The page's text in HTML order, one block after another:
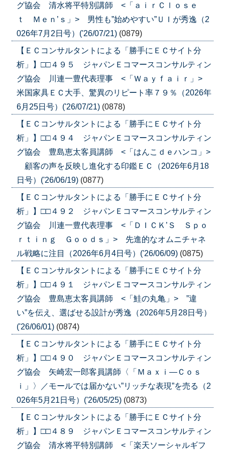
グ協会 清水将平特別講師 <「ａｉｒＣｌｏｓｅ
ｔ Ｍｅｎ’ｓ」> 男性も”始めやすい”ＵＩが秀逸（2
026年7月2日号）('26/07/21) (0879)
【ＥＣコンサルタントによる「勝手にＥＣサイト分
析」】□□４９５ ジャパンＥコマースコンサルティン
グ協会 川連一豊代表理事 <「Ｗａｙｆａｉｒ」>
米国家具ＥＣ大手、驚異のリピート率７９％（2026年
6月25日号）('26/07/21) (0878)
【ＥＣコンサルタントによる「勝手にＥＣサイト分
析」】□□４９４ ジャパンＥコマースコンサルティン
グ協会 豊島恵太客員講師 <「はんこｄｅハンコ」>
顧客の声を反映し進化する印鑑ＥＣ（2026年6月18
日号）('26/06/19) (0877)
【ＥＣコンサルタントによる「勝手にＥＣサイト分
析」】□□４９２ ジャパンＥコマースコンサルティン
グ協会 川連一豊代表理事 <「ＤＩＣＫ’Ｓ Ｓｐｏ
ｒｔｉｎｇ Ｇｏｏｄｓ」> 先進的なオムニチャネ
ル戦略に注目（2026年6月4日号）('26/06/09) (0875)
【ＥＣコンサルタントによる「勝手にＥＣサイト分
析」】□□４９１ ジャパンＥコマースコンサルティン
グ協会 豊島恵太客員講師 <「鮭の丸亀」> ”違
い”を伝え、選ばせる設計が秀逸（2026年5月28日号）
('26/06/01) (0874)
【ＥＣコンサルタントによる「勝手にＥＣサイト分
析」】□□４９０ ジャパンＥコマースコンサルティン
グ協会 矢崎宏一郎客員講師〈「Ｍａｘｉ―Ｃｏｓ
ｉ」〉／モールでは届かない”リッチな表現”を売る（2
026年5月21日号）('26/05/25) (0873)
【ＥＣコンサルタントによる「勝手にＥＣサイト分
析」】□□４８９ ジャパンＥコマースコンサルティン
グ協会 清水将平特別講師 <「楽天ソーシャルギフ